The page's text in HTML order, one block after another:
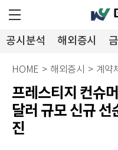
공시분석 해외증시
HOME > 해외증시 > 계약
프레스티지 컨슈
달러 규모 신규 선
진